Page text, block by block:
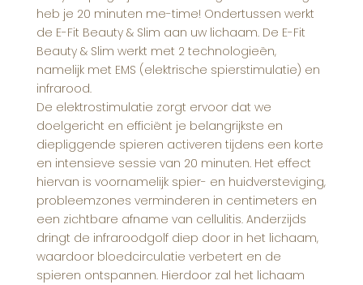
heb je 20 minuten me-time! Ondertussen werkt
de E-Fit Beauty & Slim aan uw lichaam. De E-Fit
Beauty & Slim werkt met 2 technologieën,
namelijk met EMS (elektrische spierstimulatie) en
infrarood.
De elektrostimulatie zorgt ervoor dat we
doelgericht en efficiënt je belangrijkste en
diepliggende spieren activeren tijdens een korte
en intensieve sessie van 20 minuten. Het effect
hiervan is voornamelijk spier- en huidversteviging,
probleemzones verminderen in centimeters en
een zichtbare afname van cellulitis. Anderzijds
dringt de infraroodgolf diep door in het lichaam,
waardoor bloedcirculatie verbetert en de
spieren ontspannen. Hierdoor zal het lichaam